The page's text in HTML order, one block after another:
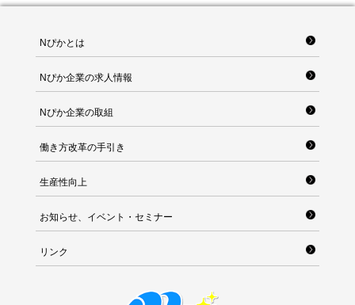
Nぴかとは
Nぴか企業の求人情報
Nぴか企業の取組
働き方改革の手引き
生産性向上
お知らせ、イベント・セミナー
リンク